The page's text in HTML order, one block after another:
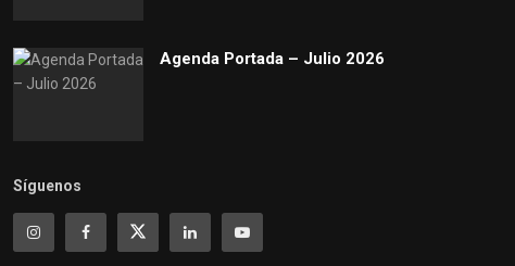
Agenda Portada – Julio 2026
Síguenos